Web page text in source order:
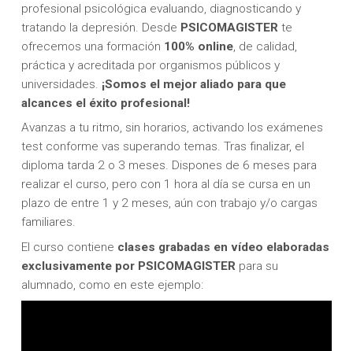
profesional psicológica evaluando, diagnosticando y
tratando la depresión. Desde PSICOMAGISTER te
ofrecemos una formación 100% online, de calidad,
práctica y acreditada por organismos públicos y
universidades. ¡Somos el mejor aliado para que
alcances el éxito profesional!
Avanzas a tu ritmo, sin horarios, activando los exámenes
test conforme vas superando temas. Tras finalizar, el
diploma tarda 2 o 3 meses. Dispones de 6 meses para
realizar el curso, pero con 1 hora al día se cursa en un
plazo de entre 1 y 2 meses, aún con trabajo y/o cargas
familiares.
El curso contiene clases grabadas en vídeo elaboradas
exclusivamente por PSICOMAGISTERpara su
alumnado, como en este ejemplo: